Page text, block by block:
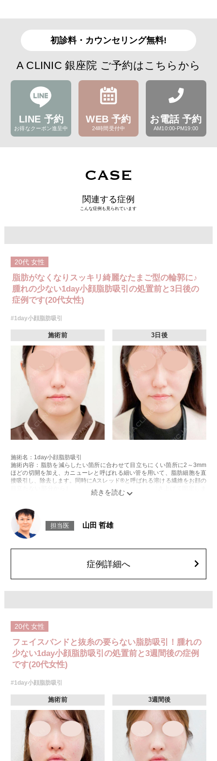
初診料・カウンセリング無料!
A CLINIC 銀座院 ご予約はこちらから
LINE 予約
お得なクーポン進呈中
WEB 予約
24時間受付中
お電話 予約
AM10:00-PM19:00
CASE
関連する症例
こんな症例も見られています
20代 女性
脂肪がなくなりスッキリ綺麗なたまご型の輪郭に♪
腫れの少ない1day小顔脂肪吸引の処置前と3日後の
症例です(20代女性)
#1day小顔脂肪吸引
施術前 3日後
施術名：1day小顔脂肪吸引
施術内容：脂肪を減らしたい箇所に合わせて目立ちにくい箇所に2～3mm
ほどの切開を加え、カニューレと呼ばれる細い管を用いて、脂肪細胞を直
接吸引し、除去します。同時にAスレッド®と呼ばれる溶ける繊維をお顔の
目立たない部分から皮下へ挿入し、皮膚を内側から引き上げて固定しま
リスク、副作用：赤み、熱感、痛み、しびれ、むくみ、内出血、引き攣れ
感などが術後一時的に生じることがございます。また、稀に貧血、細菌感
染症、左右差、施術箇所の知覚鈍麻、ぼこつき、硬結、瘢痕化、色素沈
着、脂肪塞栓、皮膚のよれ、繊維の突出などを生じることがございます。
顔の脂肪吸引箇所の追加 1ヶ所ごと+162,800円(税込)
オプション：笑気麻酔 3,300円(税込)
担当医 山田 哲雄
症例詳細へ
20代 女性
フェイスバンドと抜糸の要らない脂肪吸引！腫れの
少ない1day小顔脂肪吸引の処置前と3週間後の症例
です(20代女性)
#1day小顔脂肪吸引
施術前 3週間後